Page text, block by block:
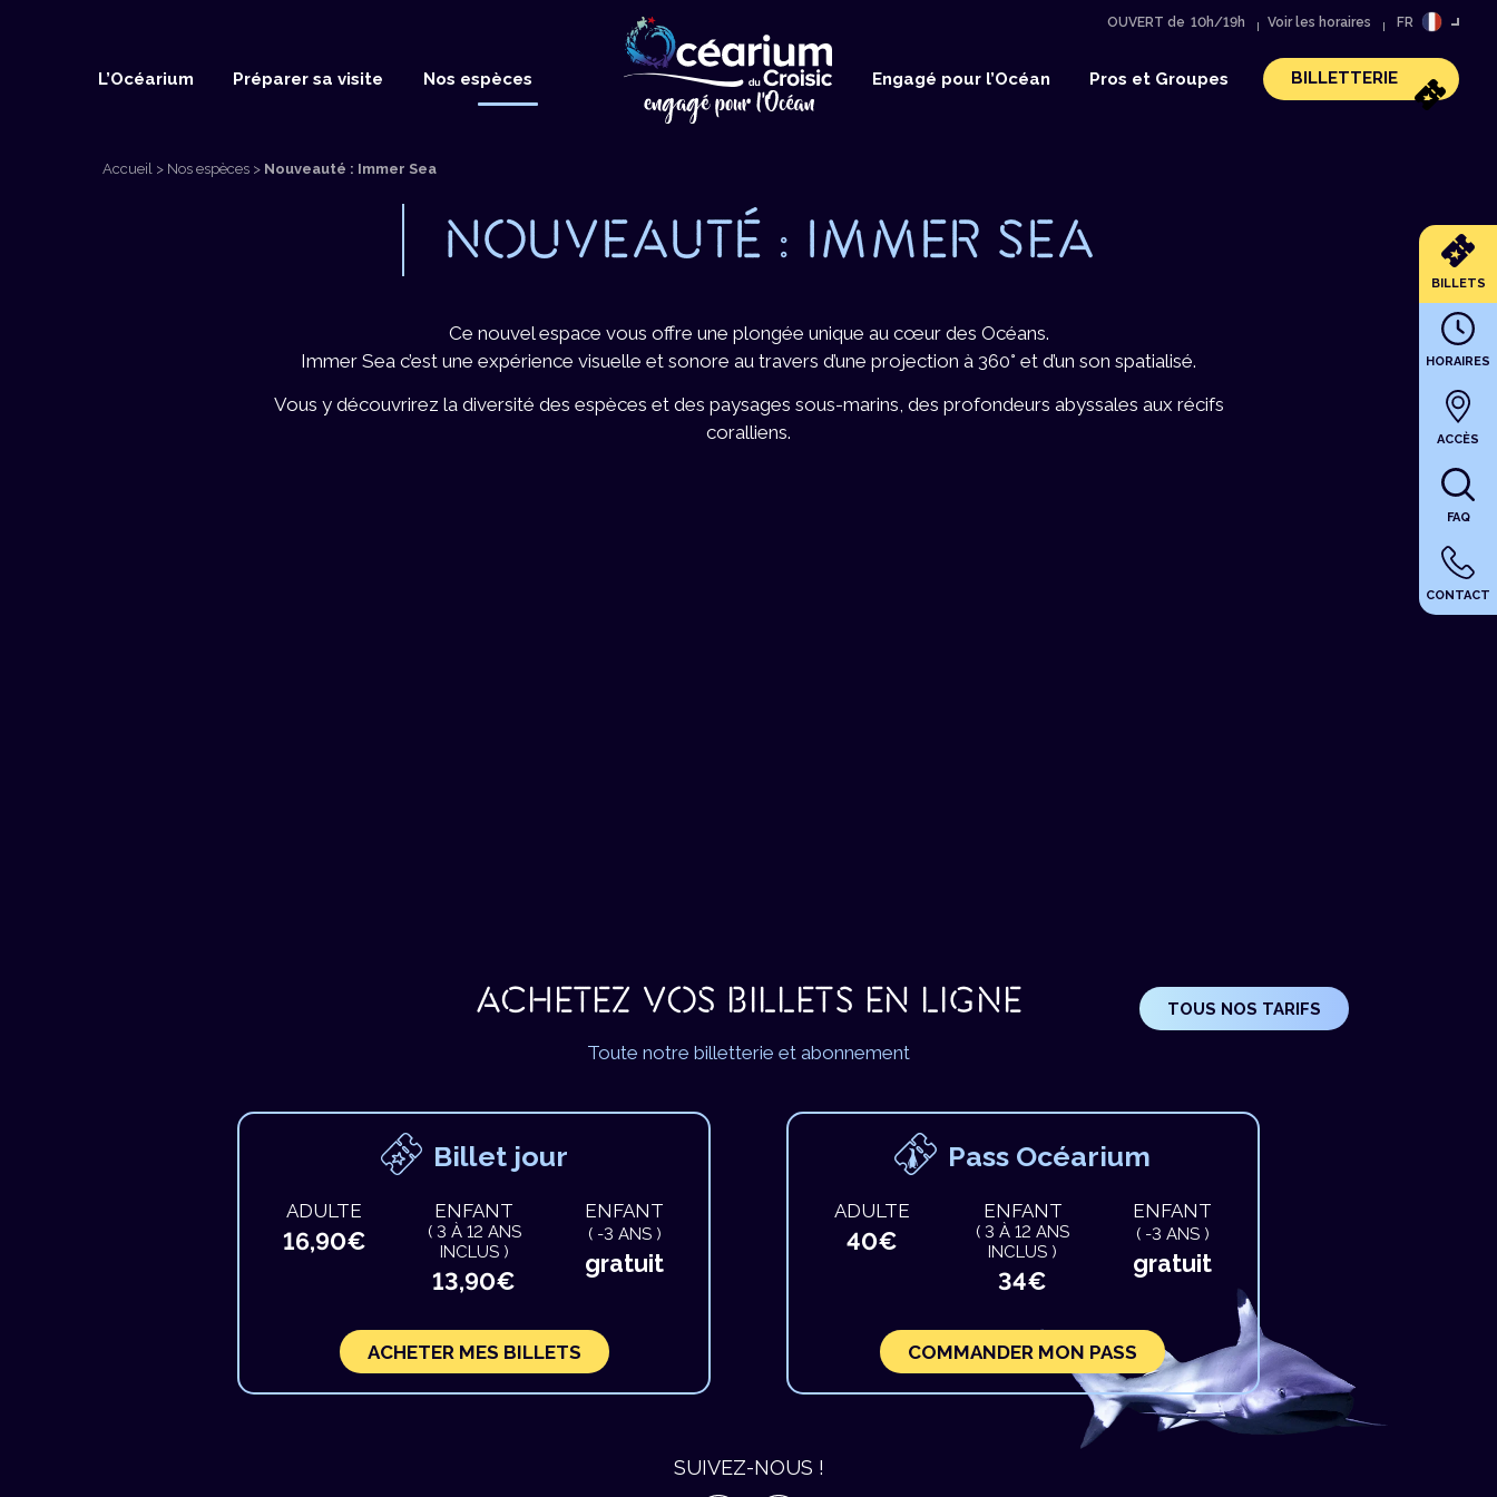
OUVERT de 10h/19h Voir les horaires FR
Accueil
L’Océarium Préparer sa visite Nos espèces Engagé pour l’Océan Pros et Groupes BILLETTERIE
Accueil > Nos espèces > Nouveauté : Immer Sea
NOUVEAUTÉ : IMMER SEA
Ce nouvel espace vous offre une plongée unique au cœur des Océans.
Immer Sea c’est une expérience visuelle et sonore au travers d’une projection à 360° et d’un son spatialisé.
Vous y découvrirez la diversité des espèces et des paysages sous-marins, des profondeurs abyssales aux récifs
coralliens.
ACHETEZ VOS BILLETS EN LIGNE TOUS NOS TARIFS
Toute notre billetterie et abonnement
Billet jour
ADULTE
16,90€
ENFANT
( 3 À 12 ANS
INCLUS )
13,90€
ENFANT
( -3 ANS )
gratuit
ACHETER MES BILLETS
Pass Océarium
ADULTE
40€
ENFANT
( 3 À 12 ANS
INCLUS )
34€
ENFANT
( -3 ANS )
gratuit
COMMANDER MON PASS
SUIVEZ-NOUS !
BILLETS
HORAIRES
ACCÈS
FAQ
CONTACT